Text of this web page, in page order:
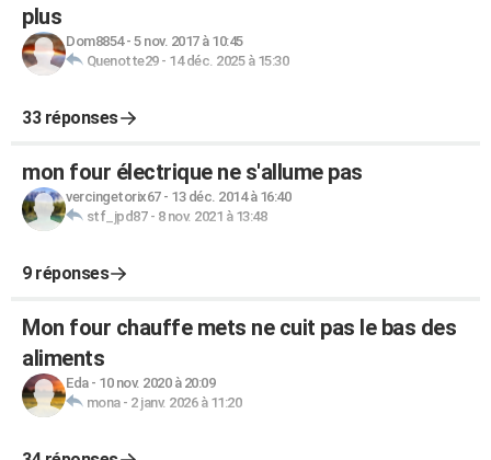
plus
Dom8854- 5 nov. 2017 à 10:45
Quenotte29- 14 déc. 2025 à 15:30
33 réponses
mon four électrique ne s'allume pas
vercingetorix67- 13 déc. 2014 à 16:40
stf_jpd87- 8 nov. 2021 à 13:48
9 réponses
Mon four chauffe mets ne cuit pas le bas des
aliments
Eda- 10 nov. 2020 à 20:09
mona- 2 janv. 2026 à 11:20